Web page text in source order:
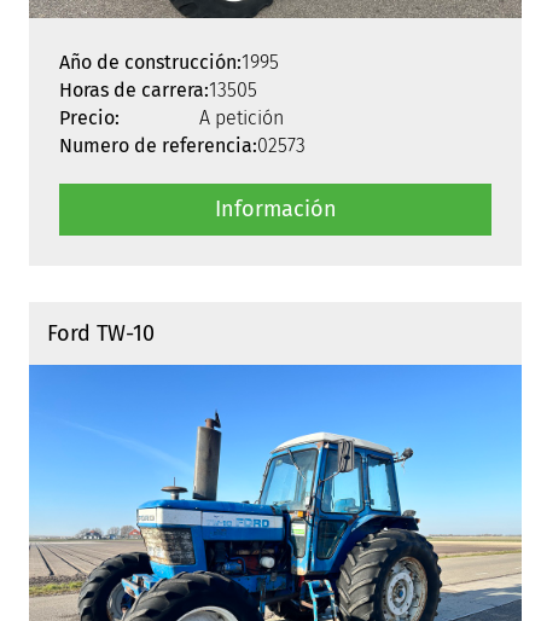
Año de construcción:1995
Horas de carrera:13505
Precio:
A petición
Numero de referencia:02573
Información
Ford TW-10